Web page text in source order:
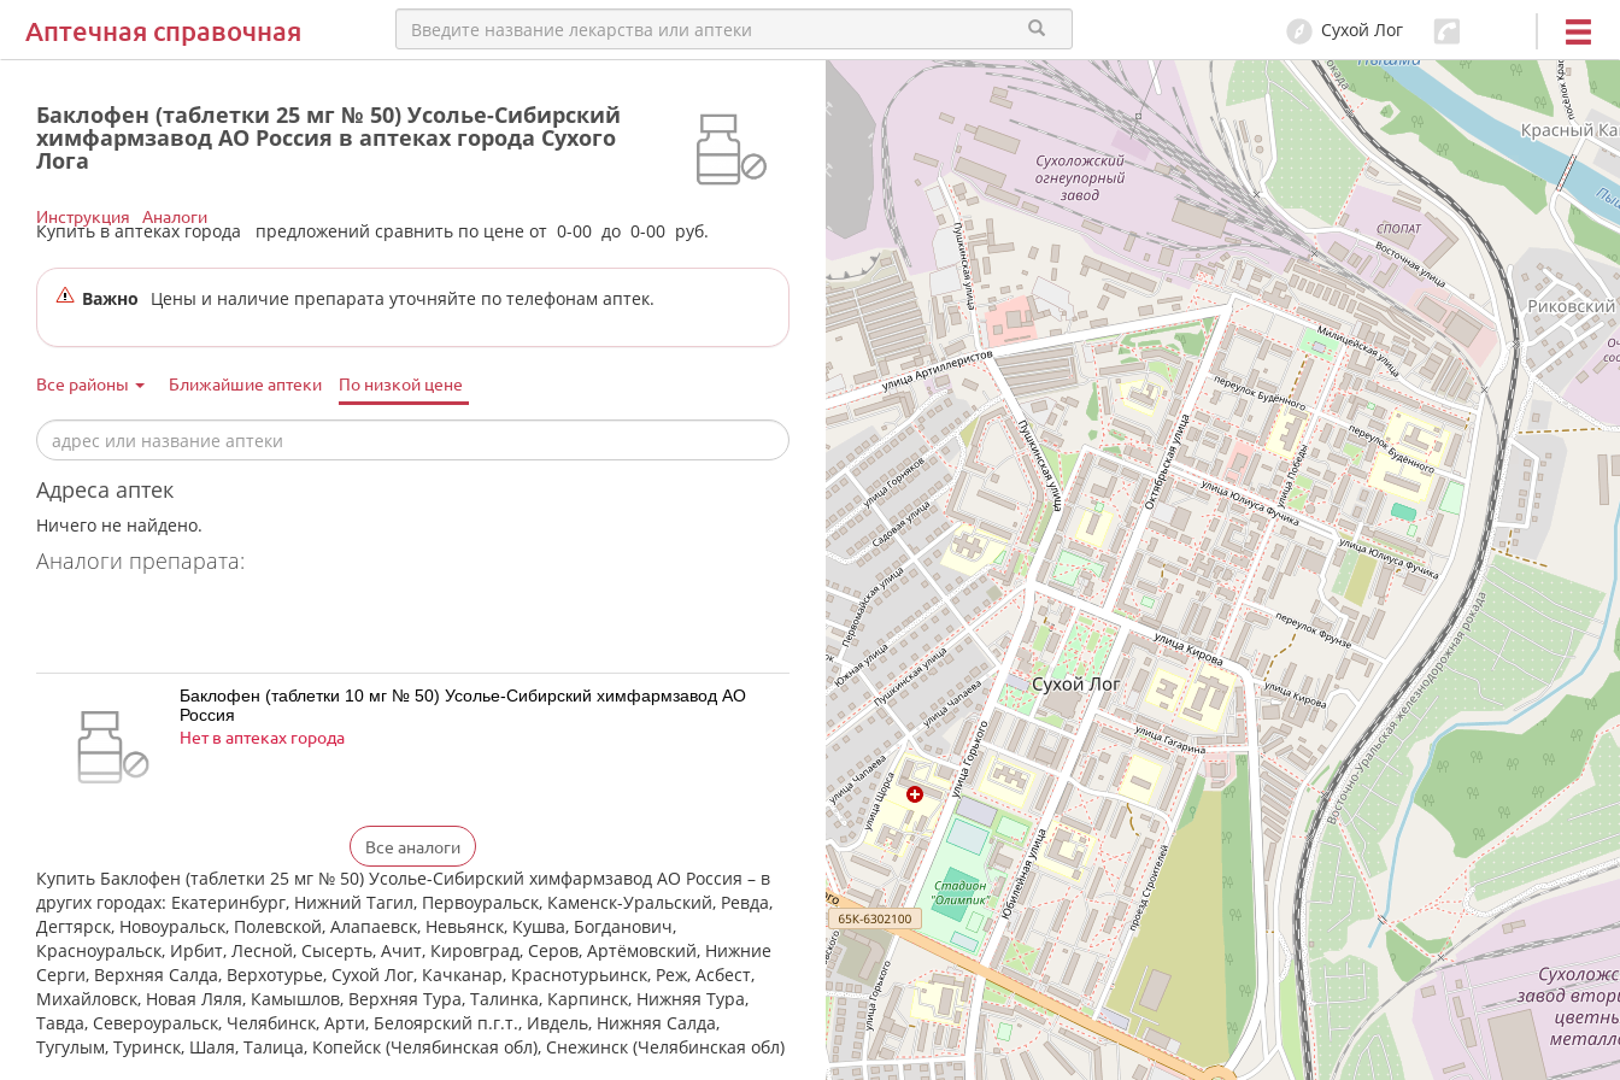
Аптечная справочная Сухой Лог
Баклофен (таблетки 25 мг № 50) Усолье-Сибирский
химфармзавод АО Россия в аптеках города Сухого
Лога
Купить в аптеках города предложений сравнить по цене от 0-00 до 0-00 руб.
Инструкция Аналоги
Важно Цены и наличие препарата уточняйте по телефонам аптек.
Все районы Ближайшие аптеки По низкой цене
Адреса аптек
Ничего не найдено.
Аналоги препарата:
Баклофен (таблетки 10 мг № 50) Усолье-Сибирский химфармзавод АО
Россия
Нет в аптеках города
Баклофен (таблетки 25 мг № 50) Усолье-Сибирский химфармзавод АО
Россия
Нет в аптеках города
Баклосан (таблетки 10 мг № 50 банка ПЭ) Фармацевтический завод
Польфарма АО Польша
Нет в аптеках города
Все аналоги
Купить Баклофен (таблетки 25 мг № 50) Усолье-Сибирский химфармзавод АО Россия – в
других городах: Екатеринбург, Нижний Тагил, Первоуральск, Каменск-Уральский, Ревда,
Дегтярск, Новоуральск, Полевской, Алапаевск, Невьянск, Кушва, Богданович,
Красноуральск, Ирбит, Лесной, Сысерть, Ачит, Кировград, Серов, Артёмовский, Нижние
Cерги, Верхняя Салда, Верхотурье, Сухой Лог, Качканар, Краснотурьинск, Реж, Асбест,
Михайловск, Новая Ляля, Камышлов, Верхняя Тура, Талинка, Карпинск, Нижняя Тура,
Тавда, Североуральск, Челябинск, Арти, Белоярский п.г.т., Ивдель, Нижняя Салда,
Тугулым, Туринск, Шаля, Талица, Копейск (Челябинская обл), Снежинск (Челябинская обл)